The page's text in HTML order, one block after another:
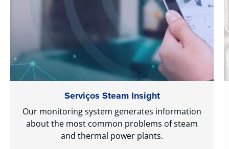
Serviços Steam Insight
Our monitoring system generates information
about the most common problems of steam
and thermal power plants.